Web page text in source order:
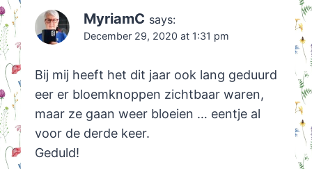
MyriamC says:
December 29, 2020 at 1:31 pm
Bij mij heeft het dit jaar ook lang geduurd
eer er bloemknoppen zichtbaar waren,
maar ze gaan weer bloeien … eentje al
voor de derde keer.
Geduld!